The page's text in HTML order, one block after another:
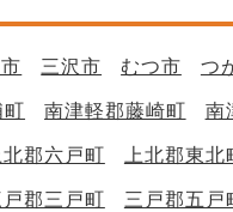
三沢市 むつ市 つ
町 南津軽郡藤崎町 南
北郡六戸町 上北郡東北
戸郡三戸町 三戸郡五戸